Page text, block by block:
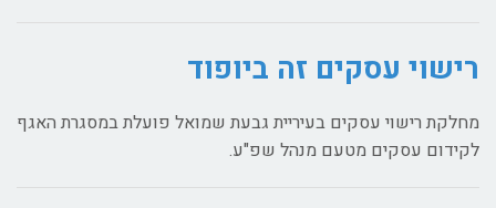
רישוי עסקים זה ביופוד
מחלקת רישוי עסקים בעיריית גבעת שמואל פועלת במסגרת האגף
לקידום עסקים מטעם מנהל שפ"ע.